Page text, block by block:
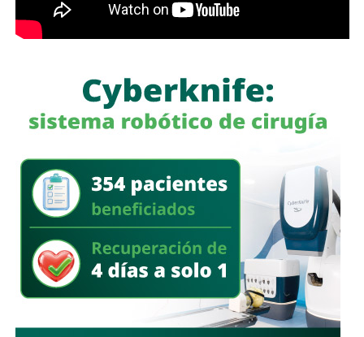
litros de petrolífero, una máquina asfaltadora,
generador eléctrico de diésel, una máquina
alrededor de 40 cinchos de seguridad para escotillas de
pipas, utilizados comúnmente en el transporte de
combustibles.
En un segundo cateo, realizado en la comunidad de
Laguna de San Vicente, también en territorio potosino, la
FGR aseguró otro inmueble donde presuntamente operaba
un centro de procesamiento ilegal de hidrocarburos.